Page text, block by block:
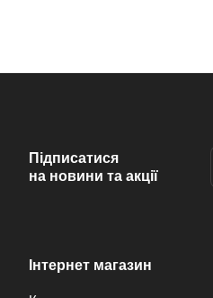
Підписатися
на новини та акції
Інтернет магазин